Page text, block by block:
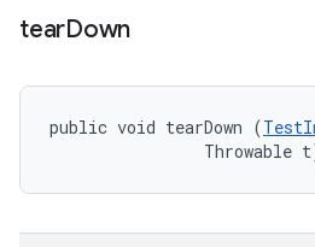
tearDown
public void tearDown (
Throwable